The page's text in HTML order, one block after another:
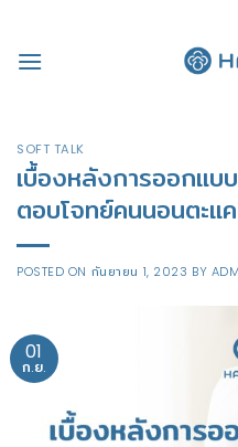
content
SOFT TALK
เบื้องหลังการออกแ
ตอบโจทย์คนนอนตะแ
POSTED ON กันยายน 1, 2023 BY
01
ก.ย.